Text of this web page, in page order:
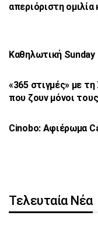
απεριόριστη ομιλία
Καθηλωτική
«365 στιγμές» με
που ζουν μόνοι
Cinobo: Αφιέρωμα
Τελευταία Νέα